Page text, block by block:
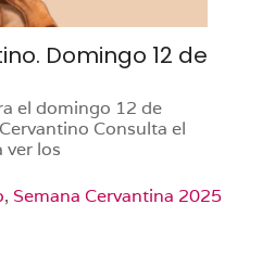
Domingo 12 de
el domingo 12 de
Consulta el
ver los
, Semana Cervantina 2025